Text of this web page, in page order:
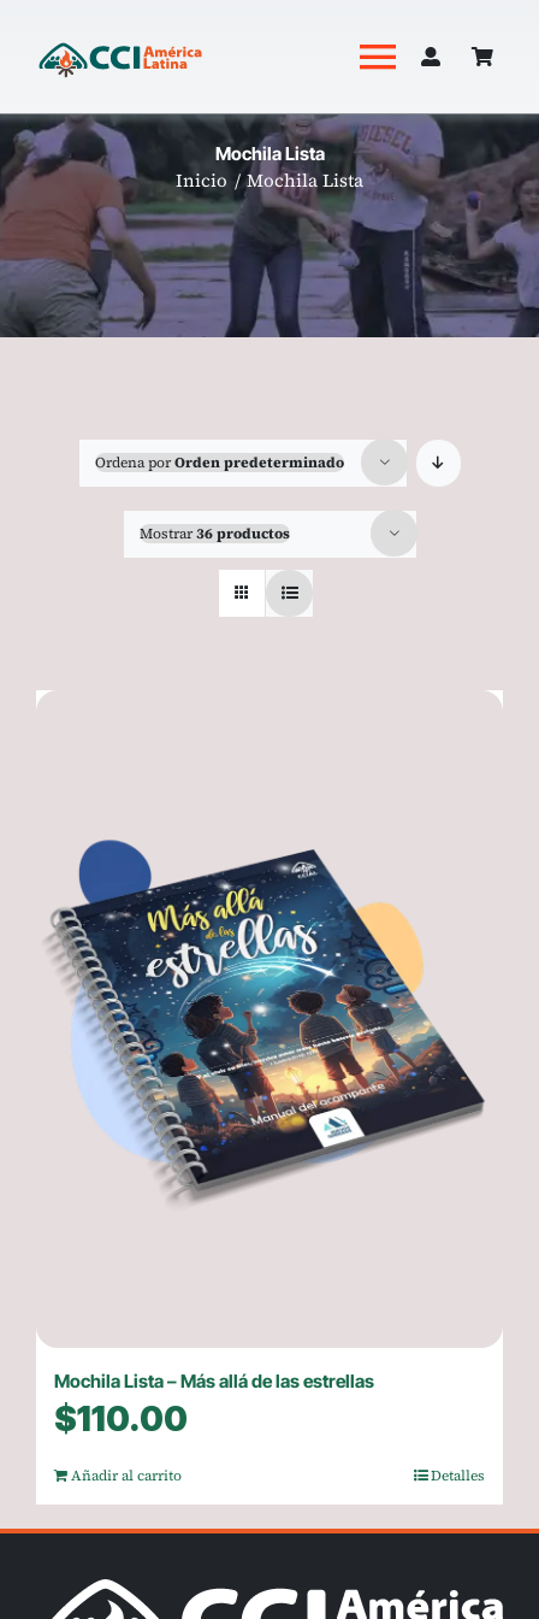
contenido
Toggle
Academia
Productos
Revista Hoguera
Mochila Lista
Inicio Mochila Lista
Ordena porOrden predeterminado
Mostrar36 productos
Mochila Lista – Más allá de las estrellas
$110.00
Añadir al carrito Detalles